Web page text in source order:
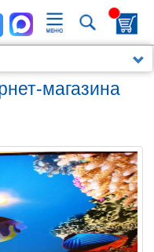
магазина